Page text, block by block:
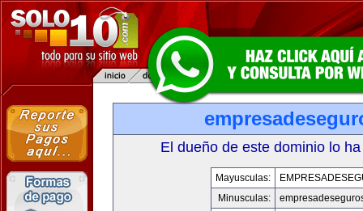
El dueño de este dominio lo
Mayusculas:
Minusculas: